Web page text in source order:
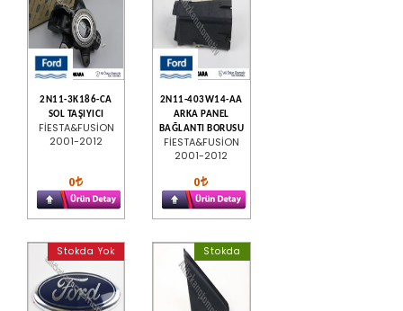
2N11-3K186-CA
SOL TAŞIYICI
FİESTA&FUSİON
2001-2012
0
2N11-403W14-AA
ARKA PANEL
BAĞLANTI BORUSU
FİESTA&FUSİON
2001-2012
0
Stokda Yok Stokda